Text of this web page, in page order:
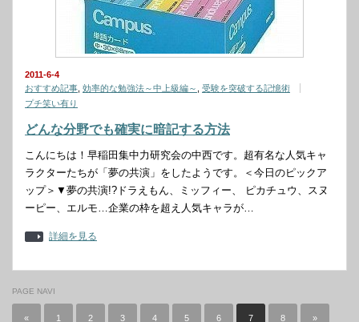
2011-6-4
おすすめ記事 効率的な勉強法～中上級編～
受験を突破する記憶術
プチ笑い有り
どんな分野でも確実に暗記する方法
こんにちは！早稲田集中力研究会の中西です。超有名な人気キャ
ラクターたちが「夢の共演」をしたようです。＜今日のピックア
ップ＞▼夢の共演!?ドラえもん、ミッフィー、 ピカチュウ、スヌ
ーピー、エルモ…企業の枠を超え人気キャラが…
詳細を見る
PAGE NAVI
« 1 2 3 4 5 6 7 8 »